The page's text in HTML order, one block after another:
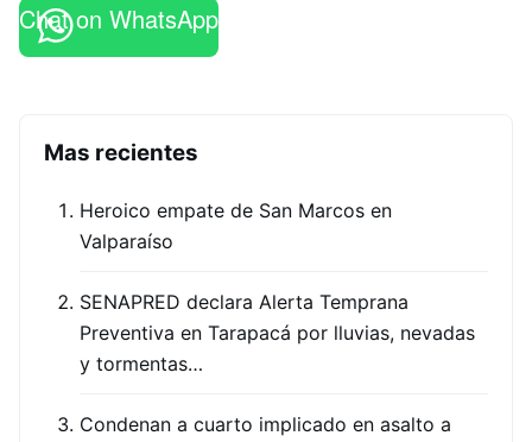
Chat on WhatsApp
Mas recientes
Heroico empate de San Marcos en
Valparaíso
SENAPRED declara Alerta Temprana
Preventiva en Tarapacá por lluvias, nevadas
y tormentas…
Condenan a cuarto implicado en asalto a